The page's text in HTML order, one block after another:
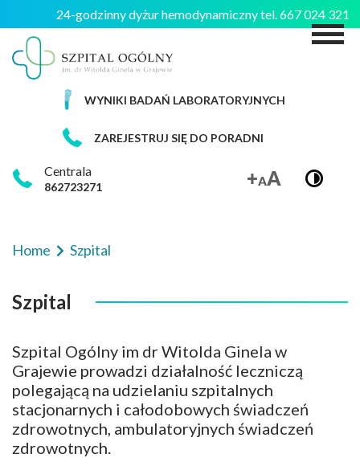
24-godzinny dyżur hemodynamiczny tel. 667 024 321
WYNIKI BADAŃ LABORATORYJNYCH
ZAREJESTRUJ SIĘ DO PORADNI
Centrala
862723271
Home Szpital
Szpital
Szpital Ogólny im dr Witolda Ginela w
Grajewie prowadzi działalność leczniczą
polegającą na udzielaniu szpitalnych
stacjonarnych i całodobowych świadczeń
zdrowotnych, ambulatoryjnych świadczeń
zdrowotnych.